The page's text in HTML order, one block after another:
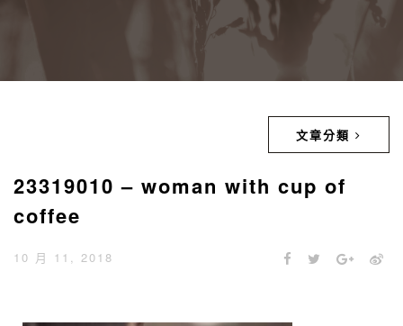
文章分類
23319010 – woman with cup of
coffee
10 月 11, 2018